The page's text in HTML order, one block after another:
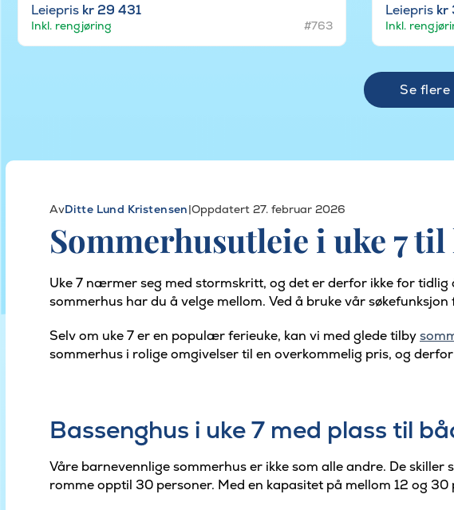
Leiepris kr 29 431
Inkl. rengjøring #763
Leiepris kr
Inkl.
Se
AvDitte Lund Kristensen|Oppdatert 27. februar 2026
Sommerhusutleie i uke 7
Uke 7 nærmer seg med stormskritt, og det er derfor ikke for
sommerhus har du å velge mellom. Ved å bruke vår
Selv om uke 7 er en populær ferieuke, kan vi med glede tilby
sommerhus i rolige omgivelser til en overkommelig pris, og
Bassenghus i uke 7 med plass til
Våre barnevennlige sommerhus er ikke som alle andre. De
romme opptil 30 personer. Med en kapasitet på mellom 12 og